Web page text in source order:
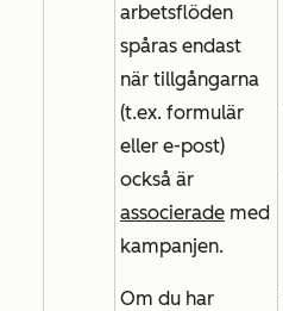
arbetsflöden
spåras endast
när tillgångarna
(t.ex. formulär
eller e-post)
också är
associerade med
kampanjen.
Om du har